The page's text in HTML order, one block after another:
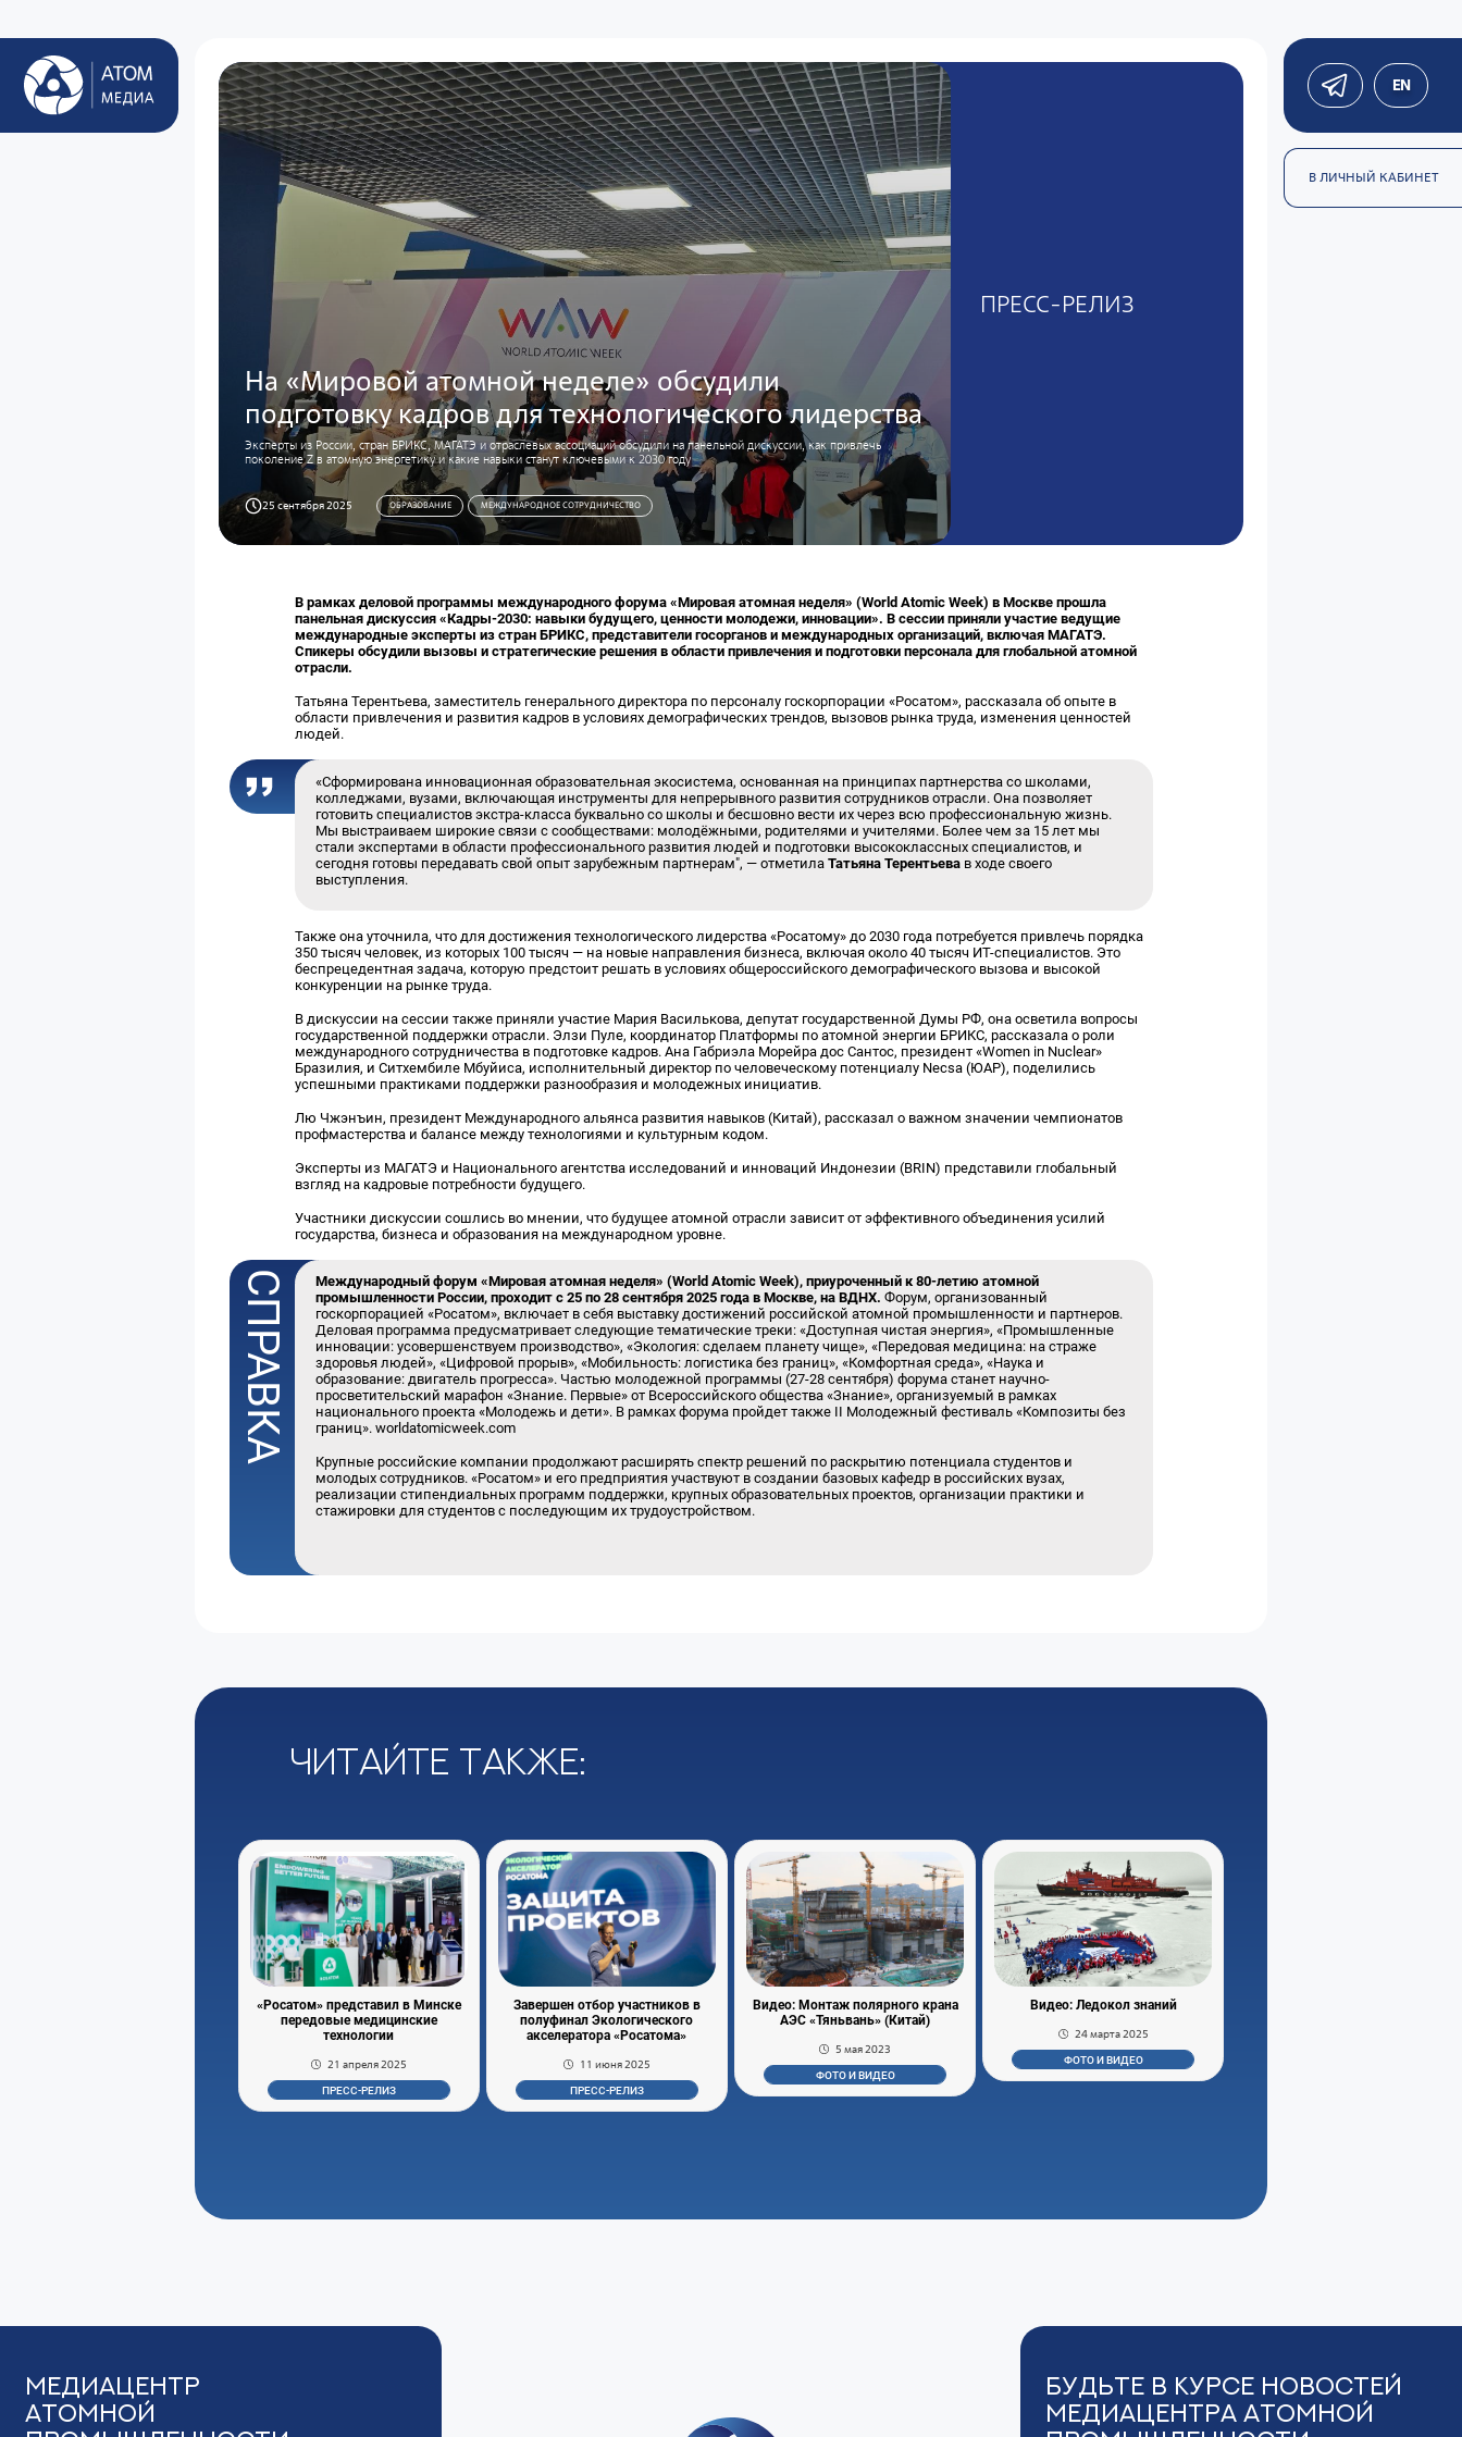
EN
В ЛИЧНЫЙ КАБИНЕТ
На «Мировой атомной неделе» обсудили
подготовку кадров для технологического лидерства
Эксперты из России, стран БРИКС, МАГАТЭ и отраслевых ассоциаций обсудили на панельной дискуссии, как привлечь
поколение Z в атомную энергетику и какие навыки станут ключевыми к 2030 году
25 сентября 2025 ОБРАЗОВАНИЕ МЕЖДУНАРОДНОЕ СОТРУДНИЧЕСТВО
ПРЕСС-РЕЛИЗ
В рамках деловой программы международного форума «Мировая атомная неделя» (World Atomic Week) в Москве прошла
панельная дискуссия «Кадры-2030: навыки будущего, ценности молодежи, инновации». В сессии приняли участие ведущие
международные эксперты из стран БРИКС, представители госорганов и международных организаций, включая МАГАТЭ.
Спикеры обсудили вызовы и стратегические решения в области привлечения и подготовки персонала для глобальной атомной
отрасли.
Татьяна Терентьева, заместитель генерального директора по персоналу госкорпорации «Росатом», рассказала об опыте в
области привлечения и развития кадров в условиях демографических трендов, вызовов рынка труда, изменения ценностей
людей.
«Сформирована инновационная образовательная экосистема, основанная на принципах партнерства со школами,
колледжами, вузами, включающая инструменты для непрерывного развития сотрудников отрасли. Она позволяет
готовить специалистов экстра-класса буквально со школы и бесшовно вести их через всю профессиональную жизнь.
Мы выстраиваем широкие связи с сообществами: молодёжными, родителями и учителями. Более чем за 15 лет мы
стали экспертами в области профессионального развития людей и подготовки высококлассных специалистов, и
сегодня готовы передавать свой опыт зарубежным партнерам", — отметилаТатьяна Терентьева в ходе своего
выступления.
Также она уточнила, что для достижения технологического лидерства «Росатому» до 2030 года потребуется привлечь порядка
350 тысяч человек, из которых 100 тысяч — на новые направления бизнеса, включая около 40 тысяч ИТ-специалистов. Это
беспрецедентная задача, которую предстоит решать в условиях общероссийского демографического вызова и высокой
конкуренции на рынке труда.
В дискуссии на сессии также приняли участие Мария Василькова, депутат государственной Думы РФ, она осветила вопросы
государственной поддержки отрасли. Элзи Пуле, координатор Платформы по атомной энергии БРИКС, рассказала о роли
международного сотрудничества в подготовке кадров. Ана Габриэла Морейра дос Сантос, президент «Women in Nuclear»
Бразилия, и Ситхембиле Мбуйиса, исполнительный директор по человеческому потенциалу Necsa (ЮАР), поделились
успешными практиками поддержки разнообразия и молодежных инициатив.
Лю Чжэнъин, президент Международного альянса развития навыков (Китай), рассказал о важном значении чемпионатов
профмастерства и балансе между технологиями и культурным кодом.
Эксперты из МАГАТЭ и Национального агентства исследований и инноваций Индонезии (BRIN) представили глобальный
взгляд на кадровые потребности будущего.
Участники дискуссии сошлись во мнении, что будущее атомной отрасли зависит от эффективного объединения усилий
государства, бизнеса и образования на международном уровне.
Международный форум «Мировая атомная неделя» (World Atomic Week), приуроченный к 80-летию атомной
промышленности России, проходит с 25 по 28 сентября 2025 года в Москве, на ВДНХ. Форум, организованный
госкорпорацией «Росатом», включает в себя выставку достижений российской атомной промышленности и партнеров.
Деловая программа предусматривает следующие тематические треки: «Доступная чистая энергия», «Промышленные
инновации: усовершенствуем производство», «Экология: сделаем планету чище», «Передовая медицина: на страже
здоровья людей», «Цифровой прорыв», «Мобильность: логистика без границ», «Комфортная среда», «Наука и
образование: двигатель прогресса». Частью молодежной программы (27-28 сентября) форума станет научно-
просветительский марафон «Знание. Первые» от Всероссийского общества «Знание», организуемый в рамках
национального проекта «Молодежь и дети». В рамках форума пройдет также II Молодежный фестиваль «Композиты без
границ». worldatomicweek.com
Крупные российские компании продолжают расширять спектр решений по раскрытию потенциала студентов и
молодых сотрудников. «Росатом» и его предприятия участвуют в создании базовых кафедр в российских вузах,
реализации стипендиальных программ поддержки, крупных образовательных проектов, организации практики и
стажировки для студентов с последующим их трудоустройством.
Читайте также:
«Росатом» представил в Минске
передовые медицинские
технологии
21 апреля 2025
ПРЕСС-РЕЛИЗ
Завершен отбор участников в
полуфинал Экологического
акселератора «Росатома»
11 июня 2025
ПРЕСС-РЕЛИЗ
Видео: Монтаж полярного крана
АЭС «Тяньвань» (Китай)
5 мая 2023
ФОТО И ВИДЕО
Видео: Ледокол знаний
24 марта 2025
ФОТО И ВИДЕО
Медиацентр
Атомной
Будьте в курсе новостей
Медиацентра Атомной